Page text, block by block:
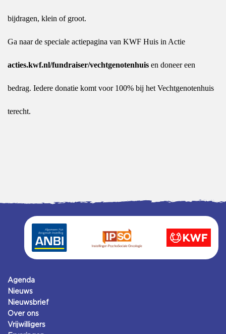
bijdragen, klein of groot.
Ga naar de speciale actiepagina van KWF Huis in Actie
acties.kwf.nl/fundraiser/vechtgenotenhuis en doneer een
bedrag. Iedere donatie komt voor 100% bij het Vechtgenotenhuis
terecht.
Agenda
Nieuws
Nieuwsbrief
Over ons
Vrijwilligers